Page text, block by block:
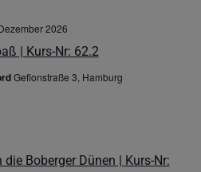
| Kurs-Nr: 62.2
2026
Gefionstraße 3, Hamburg
Boberger Dünen | Kurs-Nr: